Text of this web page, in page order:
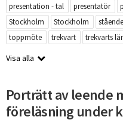
presentation - tal
presentatör
Stockholm
Stockholm stående
toppmöte
trekvart trekvarts
Visa alla
Porträtt av leende
föreläsning under